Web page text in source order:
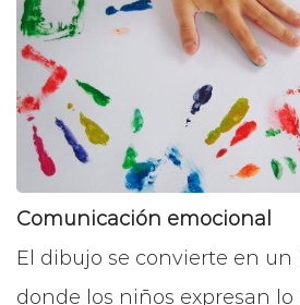
Comunicación emocional
El dibujo se convierte en un
donde los niños expresan